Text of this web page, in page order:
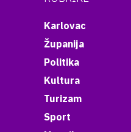
Karlovac
Županija
Politika
Kultura
Turizam
Sport